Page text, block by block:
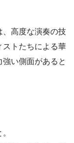
、高度な演奏の技
ストたちによる華
い側面があると